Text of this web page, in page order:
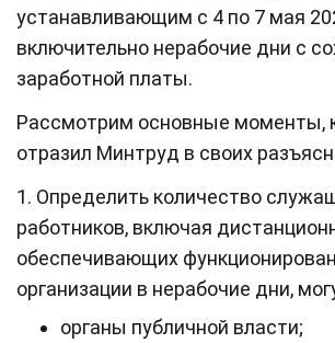
устанавливающим с 4 по 7 мая
включительно нерабочие дни с
заработной платы.
Рассмотрим основные моменты,
отразил Минтруд в своих
1. Определить количество
работников, включая
обеспечивающих
организации в нерабочие дни,
органы публичной власти;